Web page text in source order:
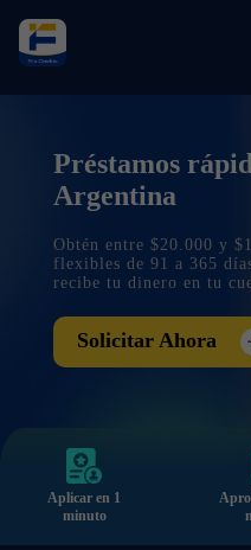
Préstamos
Argentina
Obtén entre $20.000 y
flexibles de 91 a 365
recibe tu dinero en tu
Solicitar Ahora
Aplicar en 1
minuto